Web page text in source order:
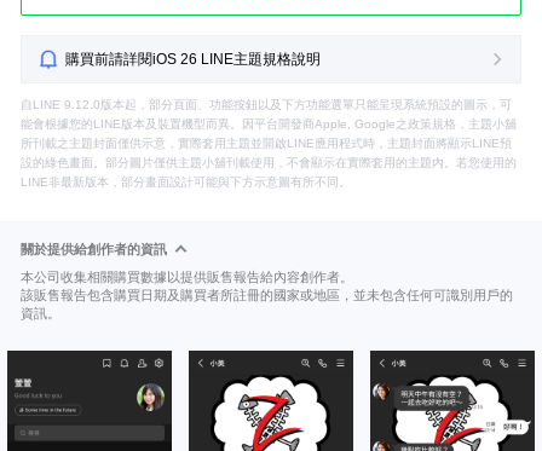
購買前請詳閱iOS 26 LINE主題規格說明
自LINE 9.12.0版本起，部分頁面、功能按鈕以及下方功能選單只能呈現系統預設的圖示，可
能會根據您的LINE版本及裝置機型而異。因平台開發商Apple, Google之政策規格，主題小舖
所刊載之主題封面僅供示意，實際套用主題並開啟LINE應用程式時，主題封面將顯示LINE預
設的綠色畫面。部分圖片僅供主題小舖刊載使用，不會顯示在實際套用的主題內。若您使用的
LINE非最新版本，部分畫面設計可能與下方示意圖有所不同。
關於提供給創作者的資訊
本公司收集相關購買數據以提供販售報告給內容創作者。
該販售報告包含購買日期及購買者所註冊的國家或地區，並未包含任何可識別用戶的
資訊。